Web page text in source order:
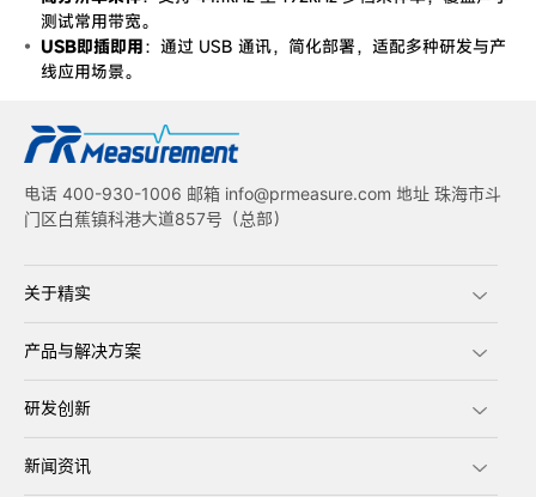
测试常用带宽。
USB即插即用：通过 USB 通讯，简化部署，适配多种研发与产
线应用场景。
电话 400-930-1006 邮箱 info@prmeasure.com 地址 珠海市斗
门区白蕉镇科港大道857号（总部）
关于精实
产品与解决方案
研发创新
新闻资讯